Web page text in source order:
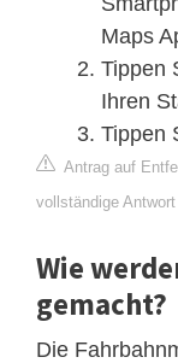
Maps
Tippen
Ihren
Tippen
Antrag auf
vollständige
Wie
gemacht?
Die